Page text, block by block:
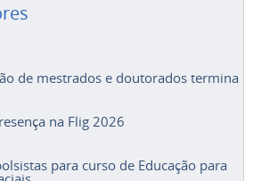
de mestrados e doutorados termina
na Flig 2026
para curso de Educação para